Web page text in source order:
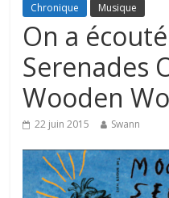
Chronique Musique
On a
Serenades
Wooden
22 juin 2015 Swann